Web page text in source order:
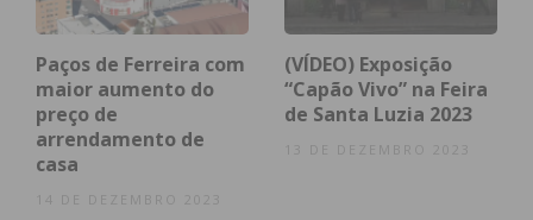
Paços de Ferreira com
maior aumento do
preço de
arrendamento de
casa
14 DE DEZEMBRO 2023
(VÍDEO) Exposição
“Capão Vivo” na Feira
de Santa Luzia 2023